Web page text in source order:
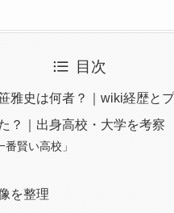
目次
雅史は何者？｜wiki経歴と
？｜出身高校・大学を考察
賢い高校」
を整理